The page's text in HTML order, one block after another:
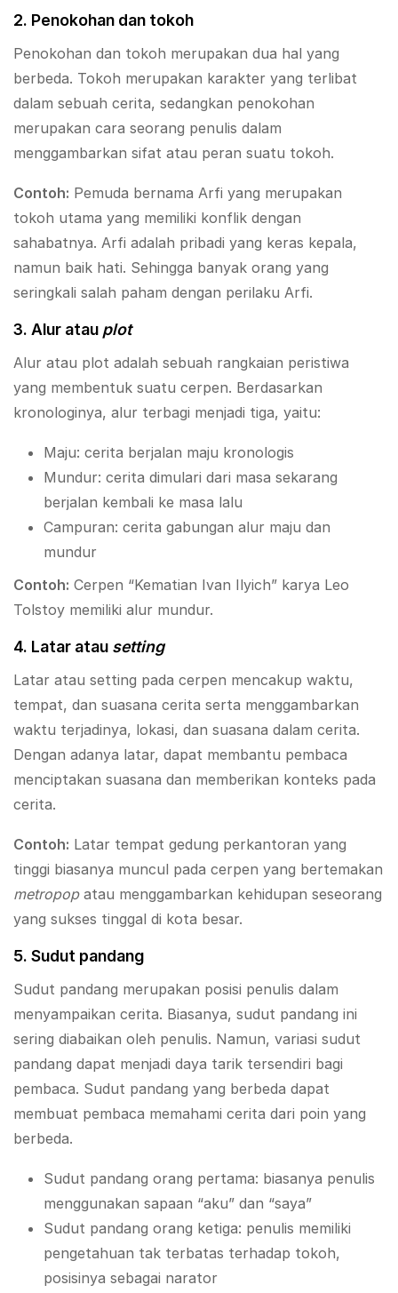
2. Penokohan dan tokoh
Penokohan dan tokoh merupakan dua hal yang
berbeda. Tokoh merupakan karakter yang terlibat
dalam sebuah cerita, sedangkan penokohan
merupakan cara seorang penulis dalam
menggambarkan sifat atau peran suatu tokoh.
Contoh: Pemuda bernama Arfi yang merupakan
tokoh utama yang memiliki konflik dengan
sahabatnya. Arfi adalah pribadi yang keras kepala,
namun baik hati. Sehingga banyak orang yang
seringkali salah paham dengan perilaku Arfi.
3. Alur atau plot
Alur atau plot adalah sebuah rangkaian peristiwa
yang membentuk suatu cerpen. Berdasarkan
kronologinya, alur terbagi menjadi tiga, yaitu:
Maju: cerita berjalan maju kronologis
Mundur: cerita dimulari dari masa sekarang
berjalan kembali ke masa lalu
Campuran: cerita gabungan alur maju dan
mundur
Contoh: Cerpen “Kematian Ivan Ilyich” karya Leo
Tolstoy memiliki alur mundur.
4. Latar atau setting
Latar atau setting pada cerpen mencakup waktu,
tempat, dan suasana cerita serta menggambarkan
waktu terjadinya, lokasi, dan suasana dalam cerita.
Dengan adanya latar, dapat membantu pembaca
menciptakan suasana dan memberikan konteks pada
cerita.
Contoh: Latar tempat gedung perkantoran yang
tinggi biasanya muncul pada cerpen yang bertemakan
metropop atau menggambarkan kehidupan seseorang
yang sukses tinggal di kota besar.
5. Sudut pandang
Sudut pandang merupakan posisi penulis dalam
menyampaikan cerita. Biasanya, sudut pandang ini
sering diabaikan oleh penulis. Namun, variasi sudut
pandang dapat menjadi daya tarik tersendiri bagi
pembaca. Sudut pandang yang berbeda dapat
membuat pembaca memahami cerita dari poin yang
berbeda.
Sudut pandang orang pertama: biasanya penulis
menggunakan sapaan “aku” dan “saya”
Sudut pandang orang ketiga: penulis memiliki
pengetahuan tak terbatas terhadap tokoh,
posisinya sebagai narator